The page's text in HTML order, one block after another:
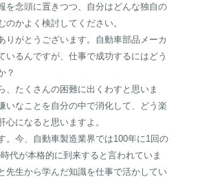
を念頭に置きつつ、自分はどんな独自の
のかよく検討してください。
りがとうございます。自動車部品メーカ
いるんですが、仕事で成功するにはどう
？
、たくさんの困難に出くわすと思いま
いなことを自分の中で消化して、どう楽
心になると思いますよ。
。今、自動車製造業界では100年に1回の
代が本格的に到来すると言われていま
先生から学んだ知識を仕事で活かしてい